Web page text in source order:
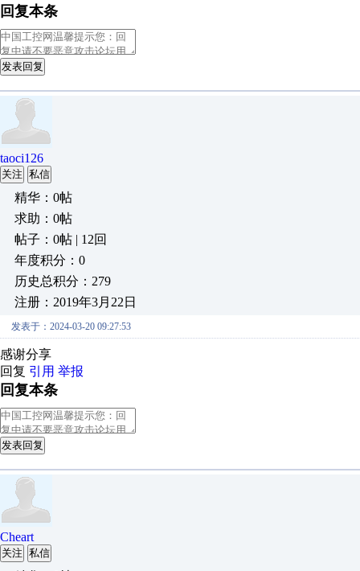
回复本条
发表回复
taoci126
关注 私信
精华：0帖
求助：0帖
帖子：0帖 | 12回
年度积分：0
历史总积分：279
注册：2019年3月22日
发表于：2024-03-20 09:27:53
感谢分享
回复 引用 举报
回复本条
发表回复
Cheart
关注 私信